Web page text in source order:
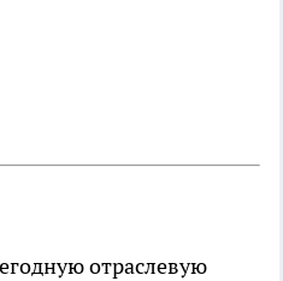
отраслевую